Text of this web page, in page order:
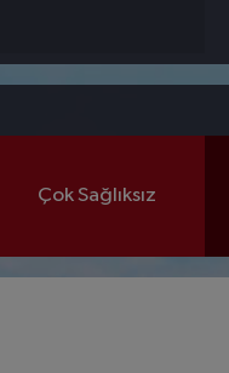
Çok Sağlıksız